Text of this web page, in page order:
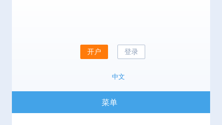
开户 登录
中文
菜单